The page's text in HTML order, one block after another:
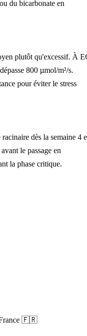
du bicarbonate en
plutôt qu'excessif. À
800 µmol/m²/s.
pour éviter le stress
dès la semaine 4
le passage en
la phase critique.
France 🇫🇷